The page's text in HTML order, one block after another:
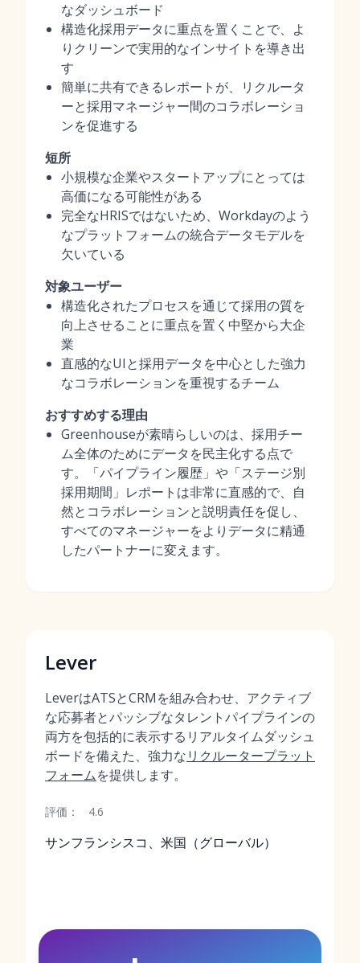
なダッシュボード
構造化採用データに重点を置くことで、よ
りクリーンで実用的なインサイトを導き出
す
簡単に共有できるレポートが、リクルータ
ーと採用マネージャー間のコラボレーショ
ンを促進する
短所
小規模な企業やスタートアップにとっては
高価になる可能性がある
完全なHRISではないため、Workdayのよう
なプラットフォームの統合データモデルを
欠いている
対象ユーザー
構造化されたプロセスを通じて採用の質を
向上させることに重点を置く中堅から大企
業
直感的なUIと採用データを中心とした強力
なコラボレーションを重視するチーム
おすすめする理由
Greenhouseが素晴らしいのは、採用チー
ム全体のためにデータを民主化する点で
す。「パイプライン履歴」や「ステージ別
採用期間」レポートは非常に直感的で、自
然とコラボレーションと説明責任を促し、
すべてのマネージャーをよりデータに精通
したパートナーに変えます。
Lever
LeverはATSとCRMを組み合わせ、アクティブ
な応募者とパッシブなタレントパイプラインの
両方を包括的に表示するリアルタイムダッシュ
ボードを備えた、強力なリクルータープラット
フォームを提供します。
評価： 4.6
サンフランシスコ、米国（グローバル）